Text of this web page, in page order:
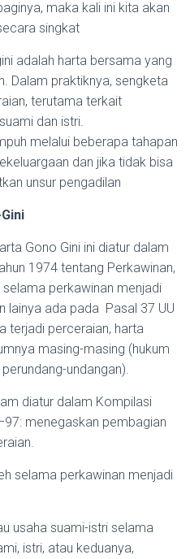
maka kali ini kita akan
singkat
adalah harta bersama yang
Dalam praktiknya, sengketa
terutama terkait
dan istri.
melalui beberapa tahapan
dan jika tidak bisa
unsur pengadilan
Gono Gini ini diatur dalam
1974 tentang Perkawinan,
perkawinan menjadi
lainya ada pada Pasal 37 UU
terjadi perceraian, harta
masing-masing (hukum
undangan).
diatur dalam Kompilasi
menegaskan pembagian
selama perkawinan menjadi
usaha suami-istri selama
istri, atau keduanya,